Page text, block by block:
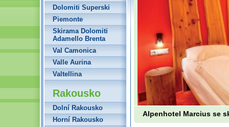
Alpenhotel Marcius se
Dolomiti Superski
Piemonte
Skirama Dolomiti
Adamello Brenta
Val Camonica
Valle Aurina
Valtellina
Rakousko
Dolní Rakousko
Horní Rakousko